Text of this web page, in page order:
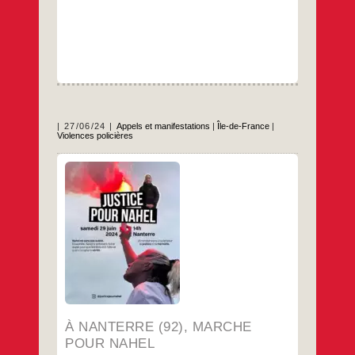
27/06/24 Appels et manifestations | Île-de-France|
Violences policières
À NANTERRE (92), MARCHE
POUR NAHEL
Justice pour Nahel Rendez-vous place
Nelson Mandela à Nanterre le samedi 29
juin à 14 h pour une marche pour Nahel, tué
par un policier le 27 juin 2023. Nahel ne
sera pas oublié. Ensemble, faisons entendre
notre appel pour que lumière soit faite et